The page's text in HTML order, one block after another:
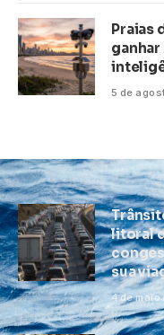
Praias
5 de
litoral
sua
4 de